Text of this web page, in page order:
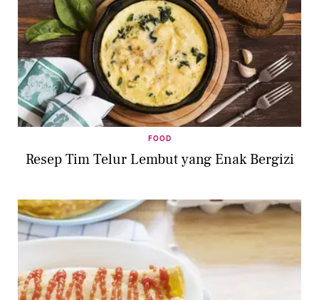
FOOD
Resep Tim Telur Lembut yang Enak Bergizi